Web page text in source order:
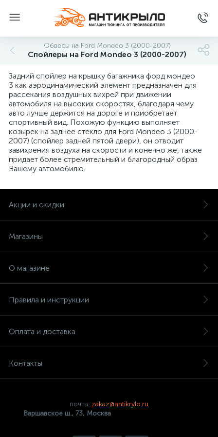
Обвесы на Ford Mondeo 3 (2000-2007)
Спойлеры на Ford Mondeo 3 (2000-2007)
Задний спойлер на крышку багажника форд мондео
3 как аэродинамический элемент предназначен для
рассекания воздушных вихрей при движении
автомобиля на высоких скоростях, благодаря чему
авто лучше держится на дороге и приобретает
спортивный вид. Похожую функцию выполняет
козырек на заднее стекло для Ford Mondeo 3 (2000-
2007) (спойлер задней пятой двери), он отводит
завихрения воздуха на скорости и конечно же, также
придает более стремительный и благородный образ
Вашему автомобилю.
Акции и скидки
Магазины
О магазине
Правила и инструкции
Оплата и доставка
Контакты
почта: zakaz@antikrylo.ru
Варшавское ш., 73, Москва